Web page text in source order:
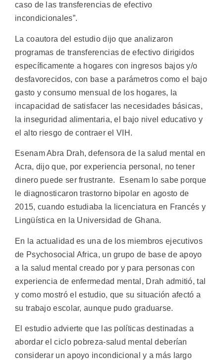
caso de las transferencias de efectivo
incondicionales”.
La coautora del estudio dijo que analizaron
programas de transferencias de efectivo dirigidos
específicamente a hogares con ingresos bajos y/o
desfavorecidos, con base a parámetros como el bajo
gasto y consumo mensual de los hogares, la
incapacidad de satisfacer las necesidades básicas,
la inseguridad alimentaria, el bajo nivel educativo y
el alto riesgo de contraer el VIH.
Esenam Abra Drah, defensora de la salud mental en
Acra, dijo que, por experiencia personal, no tener
dinero puede ser frustrante. Esenam lo sabe porque
le diagnosticaron trastorno bipolar en agosto de
2015, cuando estudiaba la licenciatura en Francés y
Lingüística en la Universidad de Ghana.
En la actualidad es una de los miembros ejecutivos
de Psychosocial Africa, un grupo de base de apoyo
a la salud mental creado por y para personas con
experiencia de enfermedad mental, Drah admitió, tal
y como mostró el estudio, que su situación afectó a
su trabajo escolar, aunque pudo graduarse.
El estudio advierte que las políticas destinadas a
abordar el ciclo pobreza-salud mental deberían
considerar un apoyo incondicional y a más largo